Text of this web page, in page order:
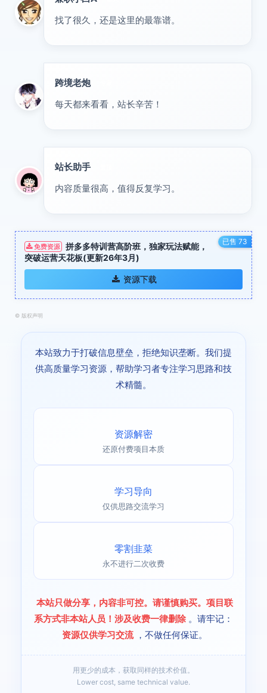
找了很久，还是这里的最靠谱。
跨境老炮
每天都来看看，站长辛苦！
站长助手
内容质量很高，值得反复学习。
已售 73
免费资源
拼多多特训营高阶班，独家玩法赋能，
突破运营天花板(更新26年3月)
资源下载
© 版权声明
本站致力于打破信息壁垒，拒绝知识垄断。我们提
供高质量学习资源，帮助学习者专注学习思路和技
术精髓。
资源解密
还原付费项目本质
学习导向
仅供思路交流学习
零割韭菜
永不进行二次收费
本站只做分享，内容非可控。请谨慎购买。项目联
系方式非本站人员！涉及收费一律删除 。请牢记：
资源仅供学习交流 ，不做任何保证。
用更少的成本，获取同样的技术价值。
Lower cost, same technical value.